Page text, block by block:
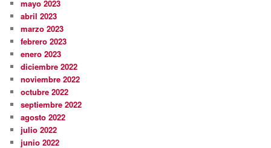
mayo 2023
abril 2023
marzo 2023
febrero 2023
enero 2023
diciembre 2022
noviembre 2022
octubre 2022
septiembre 2022
agosto 2022
julio 2022
junio 2022